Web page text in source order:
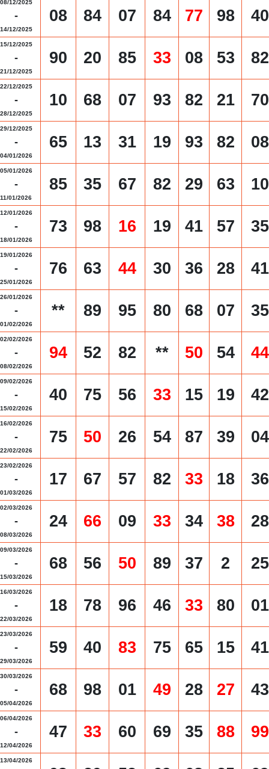
08/12/2025
-
14/12/2025
08 84 07 84 77 98 40
15/12/2025
-
21/12/2025
90 20 85 33 08 53 82
22/12/2025
-
28/12/2025
10 68 07 93 82 21 70
29/12/2025
-
04/01/2026
65 13 31 19 93 82 08
05/01/2026
-
11/01/2026
85 35 67 82 29 63 10
12/01/2026
-
18/01/2026
73 98 16 19 41 57 35
19/01/2026
-
25/01/2026
76 63 44 30 36 28 41
26/01/2026
-
01/02/2026
** 89 95 80 68 07 35
02/02/2026
-
08/02/2026
94 52 82 ** 50 54 44
09/02/2026
-
15/02/2026
40 75 56 33 15 19 42
16/02/2026
-
22/02/2026
75 50 26 54 87 39 04
23/02/2026
-
01/03/2026
17 67 57 82 33 18 36
02/03/2026
-
08/03/2026
24 66 09 33 34 38 28
09/03/2026
-
15/03/2026
68 56 50 89 37 2 25
16/03/2026
-
22/03/2026
18 78 96 46 33 80 01
23/03/2026
-
29/03/2026
59 40 83 75 65 15 41
30/03/2026
-
05/04/2026
68 98 01 49 28 27 43
06/04/2026
-
12/04/2026
47 33 60 69 35 88 99
13/04/2026